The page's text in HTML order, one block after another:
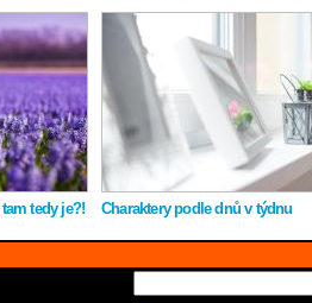
tedy je?! Charaktery podle dnů v týdnu